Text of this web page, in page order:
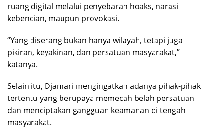
ruang digital melalui penyebaran hoaks, narasi
kebencian, maupun provokasi.
“Yang diserang bukan hanya wilayah, tetapi juga
pikiran, keyakinan, dan persatuan masyarakat,”
katanya.
Selain itu, Djamari mengingatkan adanya pihak-pihak
tertentu yang berupaya memecah belah persatuan
dan menciptakan gangguan keamanan di tengah
masyarakat.